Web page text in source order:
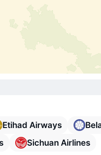
Etihad Airways
Sichuan Airlines